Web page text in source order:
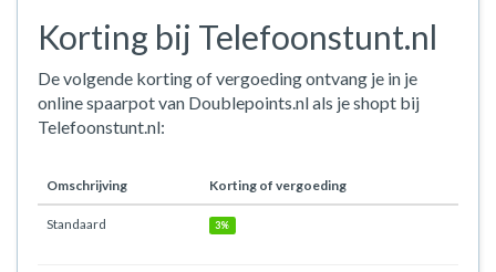
Korting bij Telefoonstunt.nl
De volgende korting of vergoeding ontvang je in je
online spaarpot van Doublepoints.nl als je shopt bij
Telefoonstunt.nl:
Omschrijving Korting of vergoeding
Standaard 3%